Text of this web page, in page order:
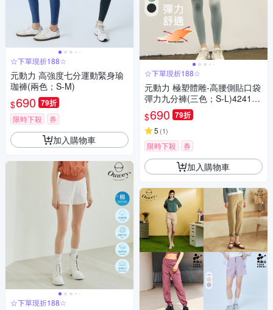
☆下單現折188☆
元動力 高強度七分運動緊身瑜
珈褲(兩色；S-M)
$690 79折
限時下殺 券
加入購物車
☆下單現折188☆
☆下單現折188☆
元動力 極塑體雕-高腰側貼口袋
彈力九分褲(三色；S-L)424151
6904
$690 79折
5 (1)
限時下殺 券
加入購物車